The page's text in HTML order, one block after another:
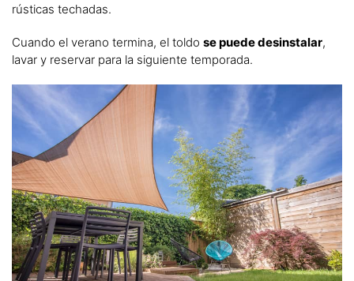
rústicas techadas.
Cuando el verano termina, el toldo se puede desinstalar,
lavar y reservar para la siguiente temporada.